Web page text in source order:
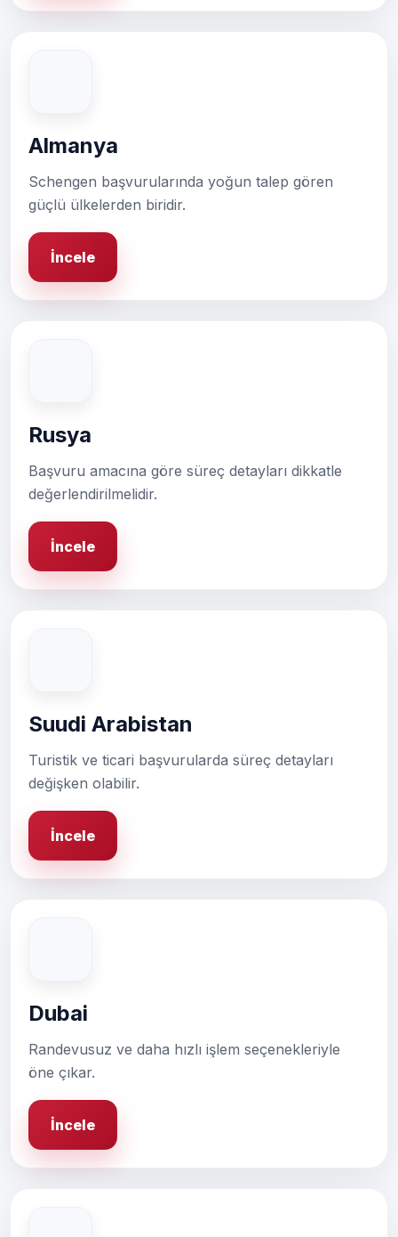
Almanya
Schengen başvurularında yoğun talep gören
güçlü ülkelerden biridir.
İncele
Rusya
Başvuru amacına göre süreç detayları dikkatle
değerlendirilmelidir.
İncele
Suudi Arabistan
Turistik ve ticari başvurularda süreç detayları
değişken olabilir.
İncele
Dubai
Randevusuz ve daha hızlı işlem seçenekleriyle
öne çıkar.
İncele